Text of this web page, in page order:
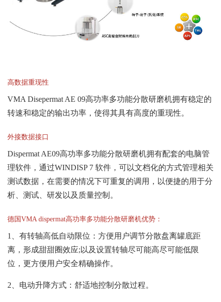
高数据重现性
VMA Disepermat AE 09高功率多功能分散研磨机拥有稳定的
转速和稳定的输出功率，使得其具有高度的重现性。
外接数据接口
Dispermat AE09高功率多功能分散研磨机拥有配套的电脑管
理软件，通过WINDISP 7 软件，可以文档化的方式管理相关
测试数据，在需要的情况下可重复的调用，以便捷的用于分
析、测试、研发以及质量控制。
德国VMA dispermat高功率多功能分散研磨机优势：
1、有转轴高低自动限位：方便用户调节分散盘离罐底距
离，形成甜甜圈效应;以及设置转轴尽可能高尽可能低限
位，更方便用户安全精确操作。
2、电动升降方式：舒适地控制分散过程。